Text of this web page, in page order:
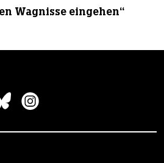
Wagnisse eingehen“